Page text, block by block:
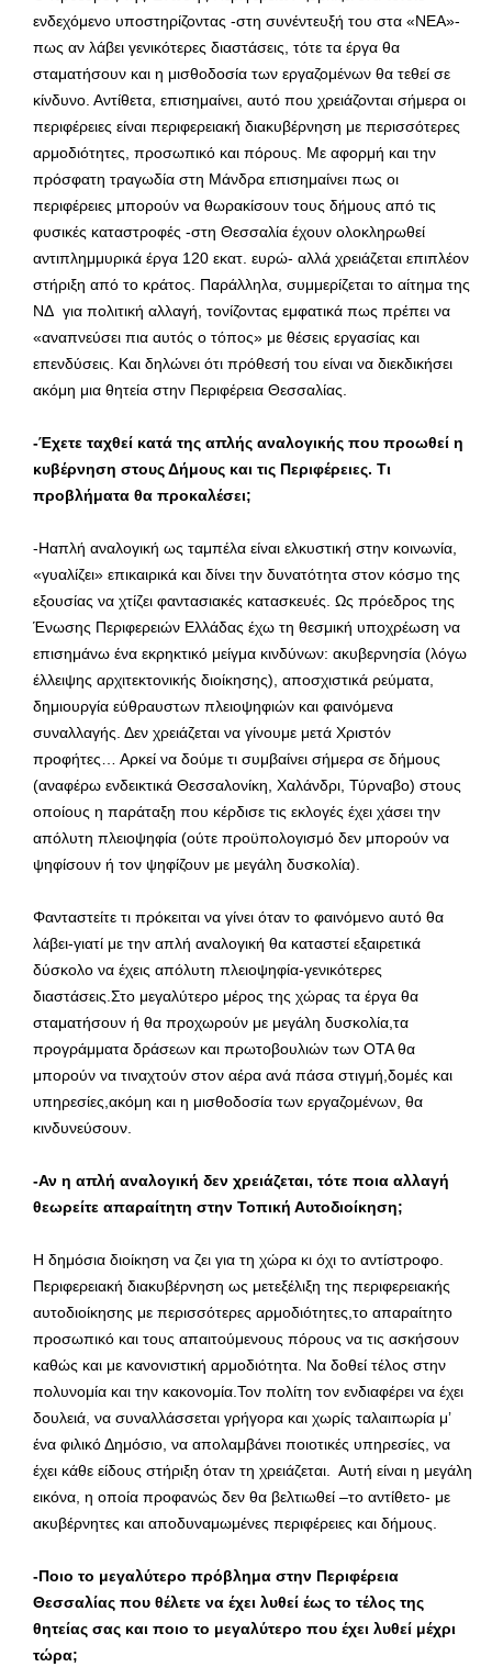
ενδεχόμενο υποστηρίζοντας -στη συνέντευξή του στα «ΝΕΑ»-
πως αν λάβει γενικότερες διαστάσεις, τότε τα έργα θα
σταματήσουν και η μισθοδοσία των εργαζομένων θα τεθεί σε
κίνδυνο. Αντίθετα, επισημαίνει, αυτό που χρειάζονται σήμερα οι
περιφέρειες είναι περιφερειακή διακυβέρνηση με περισσότερες
αρμοδιότητες, προσωπικό και πόρους. Με αφορμή και την
πρόσφατη τραγωδία στη Μάνδρα επισημαίνει πως οι
περιφέρειες μπορούν να θωρακίσουν τους δήμους από τις
φυσικές καταστροφές -στη Θεσσαλία έχουν ολοκληρωθεί
αντιπλημμυρικά έργα 120 εκατ. ευρώ- αλλά χρειάζεται επιπλέον
στήριξη από το κράτος. Παράλληλα, συμμερίζεται το αίτημα της
ΝΔ για πολιτική αλλαγή, τονίζοντας εμφατικά πως πρέπει να
«αναπνεύσει πια αυτός ο τόπος» με θέσεις εργασίας και
επενδύσεις. Και δηλώνει ότι πρόθεσή του είναι να διεκδικήσει
ακόμη μια θητεία στην Περιφέρεια Θεσσαλίας.
-Έχετε ταχθεί κατά της απλής αναλογικής που προωθεί η
κυβέρνηση στους Δήμους και τις Περιφέρειες. Τι
προβλήματα θα προκαλέσει;
-Hαπλή αναλογική ως ταμπέλα είναι ελκυστική στην κοινωνία,
«γυαλίζει» επικαιρικά και δίνει την δυνατότητα στον κόσμο της
εξουσίας να χτίζει φαντασιακές κατασκευές. Ως πρόεδρος της
Ένωσης Περιφερειών Ελλάδας έχω τη θεσμική υποχρέωση να
επισημάνω ένα εκρηκτικό μείγμα κινδύνων: ακυβερνησία (λόγω
έλλειψης αρχιτεκτονικής διοίκησης), αποσχιστικά ρεύματα,
δημιουργία εύθραυστων πλειοψηφιών και φαινόμενα
συναλλαγής. Δεν χρειάζεται να γίνουμε μετά Χριστόν
προφήτες… Αρκεί να δούμε τι συμβαίνει σήμερα σε δήμους
(αναφέρω ενδεικτικά Θεσσαλονίκη, Χαλάνδρι, Τύρναβο) στους
οποίους η παράταξη που κέρδισε τις εκλογές έχει χάσει την
απόλυτη πλειοψηφία (ούτε προϋπολογισμό δεν μπορούν να
ψηφίσουν ή τον ψηφίζουν με μεγάλη δυσκολία).
Φανταστείτε τι πρόκειται να γίνει όταν το φαινόμενο αυτό θα
λάβει-γιατί με την απλή αναλογική θα καταστεί εξαιρετικά
δύσκολο να έχεις απόλυτη πλειοψηφία-γενικότερες
διαστάσεις.Στο μεγαλύτερο μέρος της χώρας τα έργα θα
σταματήσουν ή θα προχωρούν με μεγάλη δυσκολία,τα
προγράμματα δράσεων και πρωτοβουλιών των ΟΤΑ θα
μπορούν να τιναχτούν στον αέρα ανά πάσα στιγμή,δομές και
υπηρεσίες,ακόμη και η μισθοδοσία των εργαζομένων, θα
κινδυνεύσουν.
-Αν η απλή αναλογική δεν χρειάζεται, τότε ποια αλλαγή
θεωρείτε απαραίτητη στην Τοπική Αυτοδιοίκηση;
Η δημόσια διοίκηση να ζει για τη χώρα κι όχι το αντίστροφο.
Περιφερειακή διακυβέρνηση ως μετεξέλιξη της περιφερειακής
αυτοδιοίκησης με περισσότερες αρμοδιότητες,το απαραίτητο
προσωπικό και τους απαιτούμενους πόρους να τις ασκήσουν
καθώς και με κανονιστική αρμοδιότητα. Να δοθεί τέλος στην
πολυνομία και την κακονομία.Τον πολίτη τον ενδιαφέρει να έχει
δουλειά, να συναλλάσσεται γρήγορα και χωρίς ταλαιπωρία μ’
ένα φιλικό Δημόσιο, να απολαμβάνει ποιοτικές υπηρεσίες, να
έχει κάθε είδους στήριξη όταν τη χρειάζεται. Αυτή είναι η μεγάλη
εικόνα, η οποία προφανώς δεν θα βελτιωθεί –το αντίθετο- με
ακυβέρνητες και αποδυναμωμένες περιφέρειες και δήμους.
-Ποιο το μεγαλύτερο πρόβλημα στην Περιφέρεια
Θεσσαλίας που θέλετε να έχει λυθεί έως το τέλος της
θητείας σας και ποιο το μεγαλύτερο που έχει λυθεί μέχρι
τώρα;